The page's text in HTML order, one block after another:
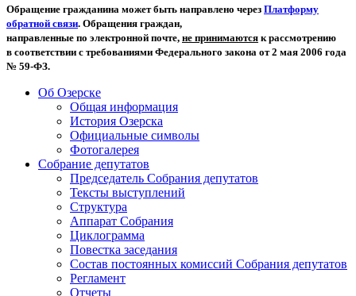
Обращение гражданина может быть направлено через Платформу
обратной связи. Обращения граждан,
направленные по электронной почте, не принимаются к рассмотрению
в соответствии с требованиями Федерального закона от 2 мая 2006 года
№ 59-ФЗ.
Об Озерске
Общая информация
История Озерска
Официальные символы
Фотогалерея
Собрание депутатов
Председатель Собрания депутатов
Тексты выступлений
Структура
Аппарат Собрания
Циклограмма
Повестка заседания
Состав постоянных комиссий Собрания депутатов
Регламент
Отчеты